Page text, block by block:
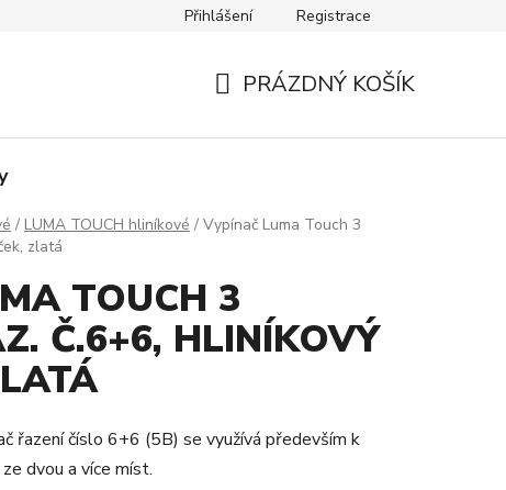
KontaktyPřihlášení Registrace
PRÁZDNÝ KOŠÍK
/ LUMA TOUCH hliníkové / Vypínač Luma Touch 3
zlatá
TOUCH 3
Č.6+6, HLINÍKOVÝ
řazení číslo 6+6 (5B) se využívá především k
dvou a více míst.